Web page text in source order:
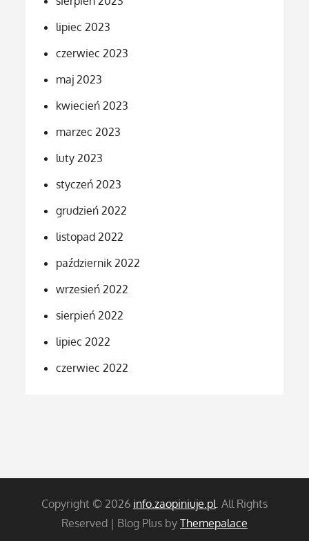
lipiec 2023
czerwiec 2023
maj 2023
kwiecień 2023
marzec 2023
luty 2023
styczeń 2023
grudzień 2022
listopad 2022
październik 2022
wrzesień 2022
sierpień 2022
lipiec 2022
czerwiec 2022
Copyright © 2026 info.zaopiniuje.pl. All Rights
Reserved | Blog Plus by Themepalace